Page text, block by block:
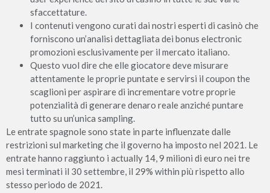
sfaccettature.
I contenuti vengono curati dai nostri esperti di casinò che
forniscono un’analisi dettagliata dei bonus electronic
promozioni esclusivamente per il mercato italiano.
Questo vuol dire che elle giocatore deve misurare
attentamente le proprie puntate e servirsi il coupon the
scaglioni per aspirare di incrementare votre proprie
potenzialità di generare denaro reale anziché puntare
tutto su un’unica sampling.
Le entrate spagnole sono state in parte influenzate dalle
restrizioni sul marketing che il governo ha imposto nel 2021. Le
entrate hanno raggiunto i actually 14, 9 milioni di euro nei tre
mesi terminati il 30 settembre, il 29% within più rispetto allo
stesso periodo de 2021.